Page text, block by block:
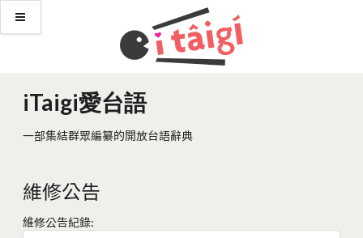
iTaigi愛台語
一部集結群眾編纂的開放台語辭典
維修公告
維修公告紀錄: